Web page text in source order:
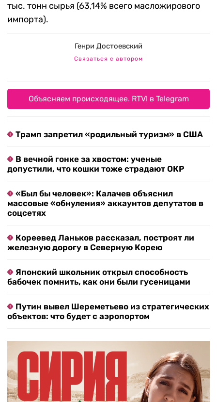
тыс. тонн сырья (63,14% всего масложирового
импорта).
Генри Достоевский
Связаться с автором
Объясняем происходящее. RTVI в Telegram
Трамп запретил «родильный туризм» в США
В вечной гонке за хвостом: ученые
допустили, что кошки тоже страдают ОКР
«Был бы человек»: Калачев объяснил
массовые «обнуления» аккаунтов депутатов в
соцсетях
Кореевед Ланьков рассказал, построят ли
железную дорогу в Северную Корею
Японский школьник открыл способность
бабочек помнить, как они были гусеницами
Путин вывел Шереметьево из стратегических
объектов: что будет с аэропортом